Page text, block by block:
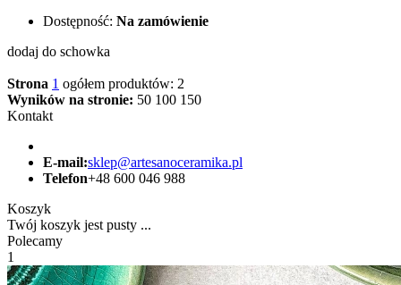
Dostępność: Na zamówienie
dodaj do schowka
Strona 1 ogółem produktów: 2
Wyników na stronie: 50 100 150
Kontakt
E-mail:sklep@artesanoceramika.pl
Telefon+48 600 046 988
Koszyk
Twój koszyk jest pusty ...
Polecamy
1